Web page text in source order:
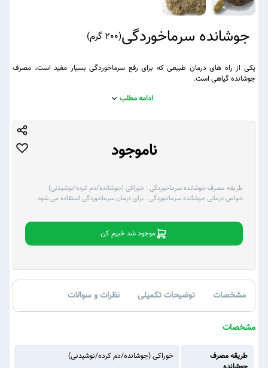
جوشانده سرماخوردگی(200 گرم )
یکی از راه‌ های درمان طبیعی که برای رفع سرماخوردگی بسیار مفید است، مصرف
جوشانده گیاهی است.
ادامه مطلب
ناموجود
طریقه مصرف جوشانده سرماخوردگی : خوراکی (جوشانده/دم کرده/نوشیدنی)
خواص درمانی جوشانده سرماخوردگی : برای درمان سرماخوردگی استفاده می شود.
موجود شد خبرم کن
مشخصات توضیحات تکمیلی نظرات و سوالات
مشخصات
طریقه مصرف
خوراکی (جوشانده/دم کرده/نوشیدنی)